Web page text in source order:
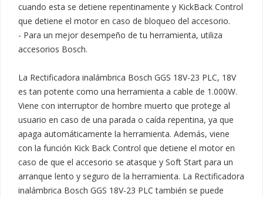
cuando esta se detiene repentinamente y KickBack Control
que detiene el motor en caso de bloqueo del accesorio.
- Para un mejor desempeño de tu herramienta, utiliza
accesorios Bosch.
La Rectificadora inalámbrica Bosch GGS 18V-23 PLC, 18V
es tan potente como una herramienta a cable de 1.000W.
Viene con interruptor de hombre muerto que protege al
usuario en caso de una parada o caída repentina, ya que
apaga automáticamente la herramienta. Además, viene
con la función Kick Back Control que detiene el motor en
caso de que el accesorio se atasque y Soft Start para un
arranque lento y seguro de la herramienta. La Rectificadora
inalámbrica Bosch GGS 18V-23 PLC también se puede